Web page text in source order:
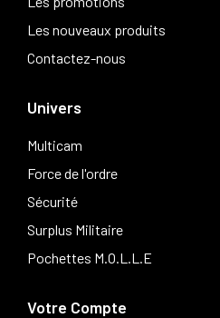
Les nouveaux produits
Contactez-nous
Univers
Multicam
Force de l'ordre
Sécurité
Surplus Militaire
Pochettes M.O.L.L.E
Votre Compte